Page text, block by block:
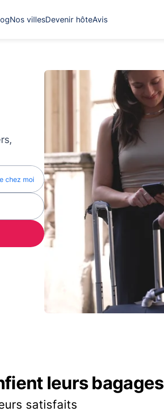
Nos villesDevenir hôteAvis
chez moi
leurs bagages
satisfaits